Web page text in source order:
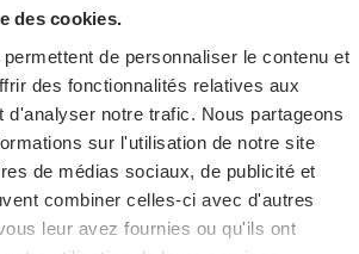
des cookies.
de personnaliser le contenu et
des fonctionnalités relatives aux
d'analyser notre trafic. Nous partageons
sur l'utilisation de notre site
de médias sociaux, de publicité et
combiner celles-ci avec d'autres
leur avez fournies ou qu'ils ont
Ugarte
PRODUITS
SOUDURE
Électrodes
Fil plein
Fil fourré
Baguettes tig
Supports et
accessoires